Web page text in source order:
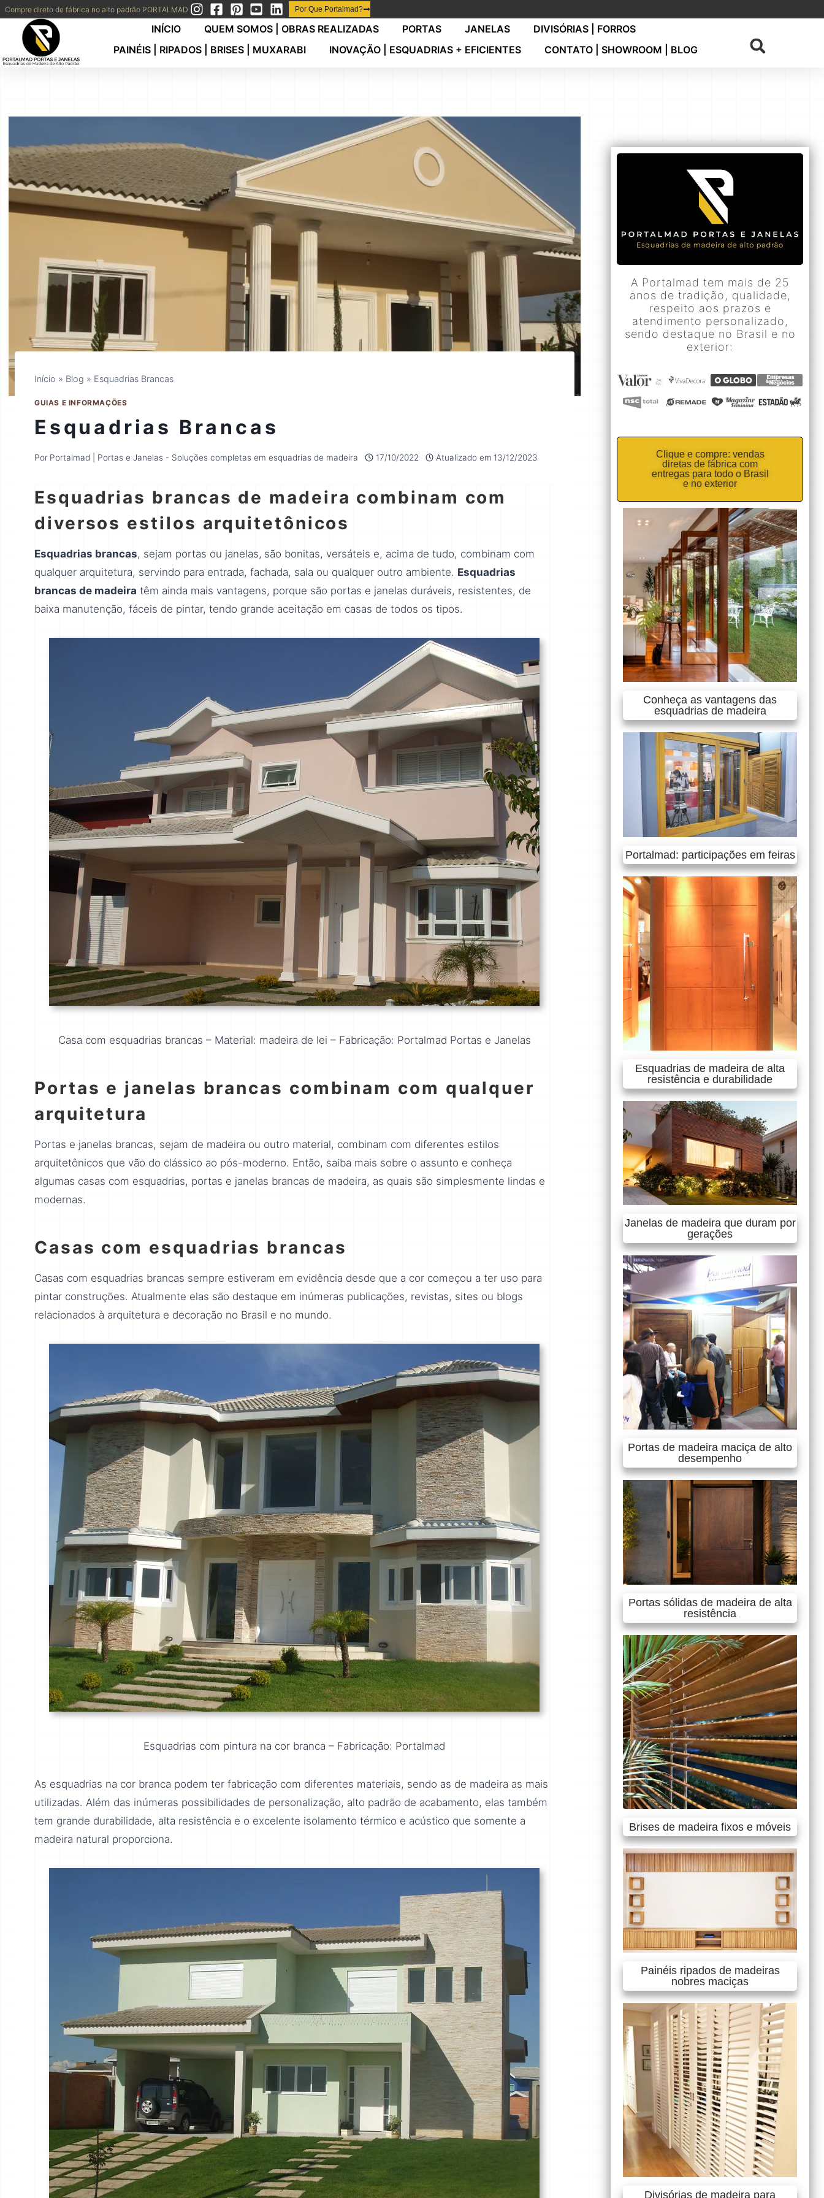
Compre direto de fábrica no alto padrão PORTALMAD Por Que Portalmad?
INÍCIO QUEM SOMOS | OBRAS REALIZADAS PORTAS JANELAS
DIVISÓRIAS | FORROS
PAINÉIS | RIPADOS | BRISES | MUXARABI
INOVAÇÃO | ESQUADRIAS + EFICIENTES CONTATO | SHOWROOM | BLOG
Início » Blog » Esquadrias Brancas
GUIAS E INFORMAÇÕES
Esquadrias Brancas
Por Portalmad | Portas e Janelas - Soluções completas em esquadrias de madeira 17/10/2022 Atualizado em 13/12/2023
Esquadrias brancas de madeira combinam com
diversos estilos arquitetônicos
Esquadrias brancas, sejam portas ou janelas, são bonitas, versáteis e, acima de tudo, combinam com
qualquer arquitetura, servindo para entrada, fachada, sala ou qualquer outro ambiente. Esquadrias
brancas de madeira têm ainda mais vantagens, porque são portas e janelas duráveis, resistentes, de
baixa manutenção, fáceis de pintar, tendo grande aceitação em casas de todos os tipos.
Casa com esquadrias brancas – Material: madeira de lei – Fabricação: Portalmad Portas e Janelas
Portas e janelas brancas combinam com qualquer
arquitetura
Portas e janelas brancas, sejam de madeira ou outro material, combinam com diferentes estilos
arquitetônicos que vão do clássico ao pós-moderno. Então, saiba mais sobre o assunto e conheça
algumas casas com esquadrias, portas e janelas brancas de madeira, as quais são simplesmente lindas e
modernas.
Casas com esquadrias brancas
Casas com esquadrias brancas sempre estiveram em evidência desde que a cor começou a ter uso para
pintar construções. Atualmente elas são destaque em inúmeras publicações, revistas, sites ou blogs
relacionados à arquitetura e decoração no Brasil e no mundo.
Esquadrias com pintura na cor branca – Fabricação: Portalmad
As esquadrias na cor branca podem ter fabricação com diferentes materiais, sendo as de madeira as mais
utilizadas. Além das inúmeras possibilidades de personalização, alto padrão de acabamento, elas também
tem grande durabilidade, alta resistência e o excelente isolamento térmico e acústico que somente a
madeira natural proporciona.
A Portalmad tem mais de 25
anos de tradição, qualidade,
respeito aos prazos e
atendimento personalizado,
sendo destaque no Brasil e no
exterior:
Clique e compre: vendas
diretas de fábrica com
entregas para todo o Brasil
e no exterior
Conheça as vantagens das
esquadrias de madeira
Portalmad: participações em feiras
Esquadrias de madeira de alta
resistência e durabilidade
Janelas de madeira que duram por
gerações
Portas de madeira maciça de alto
desempenho
Portas sólidas de madeira de alta
resistência
Brises de madeira fixos e móveis
Painéis ripados de madeiras
nobres maciças
Divisórias de madeira para